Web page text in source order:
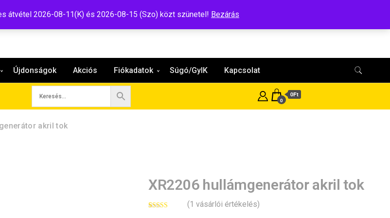
átvétel 2026-08-11(K) és 2026-08-15 (Szo) közt szünetel! Bezárás
Újdonságok Akciós Fiókadatok Súgó/GyIK Kapcsolat
0
0Ft
akril tok
XR2206 hullámgenerátor akril tok
(1 vásárlói értékelés)